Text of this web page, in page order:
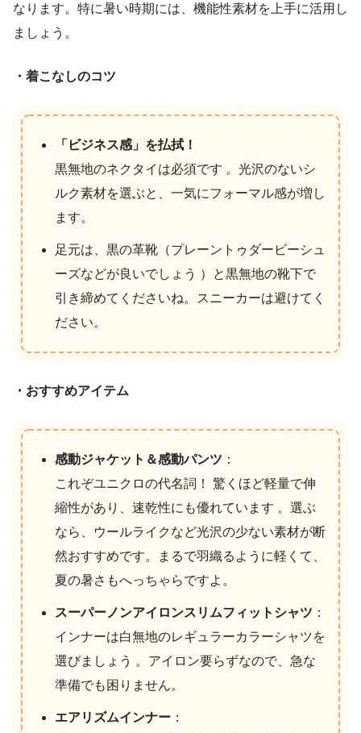
なります。特に暑い時期には、機能性素材を上手に活用し
ましょう。
・着こなしのコツ
「ビジネス感」を払拭！
黒無地のネクタイは必須です 。光沢のないシ
ルク素材を選ぶと、一気にフォーマル感が増し
ます。
足元は、黒の革靴（プレーントゥダービーシュ
ーズなどが良いでしょう ）と黒無地の靴下で
引き締めてくださいね。スニーカーは避けてく
ださい。
・おすすめアイテム
感動ジャケット＆感動パンツ ：
これぞユニクロの代名詞！ 驚くほど軽量で伸
縮性があり、速乾性にも優れています 。選ぶ
なら、ウールライクなど光沢の少ない素材が断
然おすすめです。まるで羽織るように軽くて、
夏の暑さもへっちゃらですよ。
スーパーノンアイロンスリムフィットシャツ ：
インナーは白無地のレギュラーカラーシャツを
選びましょう 。アイロン要らずなので、急な
準備でも困りません。
エアリズムインナー ：